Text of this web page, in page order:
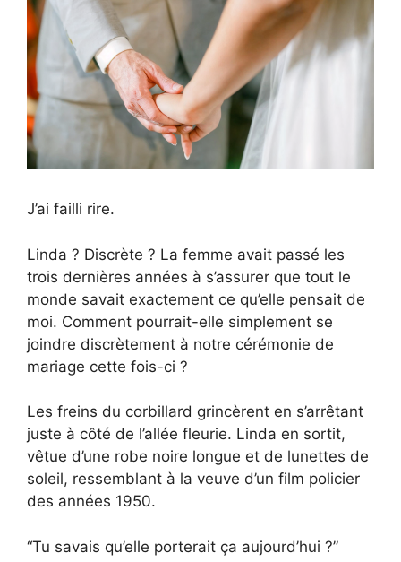
J’ai failli rire.
Linda ? Discrète ? La femme avait passé les
trois dernières années à s’assurer que tout le
monde savait exactement ce qu’elle pensait de
moi. Comment pourrait-elle simplement se
joindre discrètement à notre cérémonie de
mariage cette fois-ci ?
Les freins du corbillard grincèrent en s’arrêtant
juste à côté de l’allée fleurie. Linda en sortit,
vêtue d’une robe noire longue et de lunettes de
soleil, ressemblant à la veuve d’un film policier
des années 1950.
“Tu savais qu’elle porterait ça aujourd’hui ?”